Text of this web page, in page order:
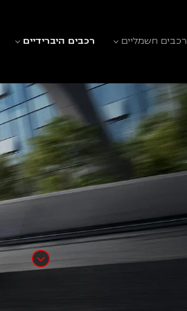
רכבים חשמליים רכבים היברידיים